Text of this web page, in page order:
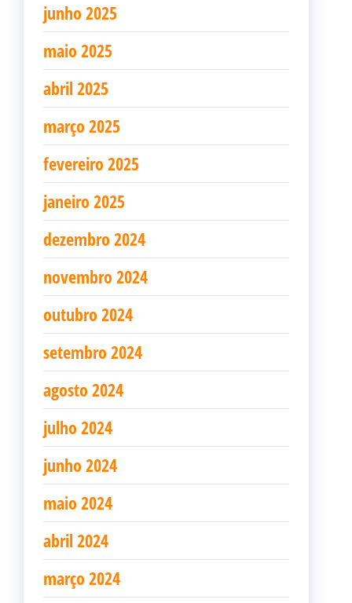
junho 2025
maio 2025
abril 2025
março 2025
fevereiro 2025
janeiro 2025
dezembro 2024
novembro 2024
outubro 2024
setembro 2024
agosto 2024
julho 2024
junho 2024
maio 2024
abril 2024
março 2024